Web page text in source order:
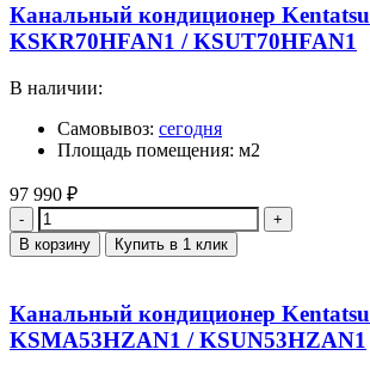
Канальный кондиционер Kentatsu
KSKR70HFAN1 / KSUT70HFAN1
В наличии:
Самовывоз: сегодня
Площадь помещения: м2
97 990 ₽
Количество
В корзину Купить в 1 клик
Канальный кондиционер Kentatsu
KSMA53HZAN1 / KSUN53HZAN1